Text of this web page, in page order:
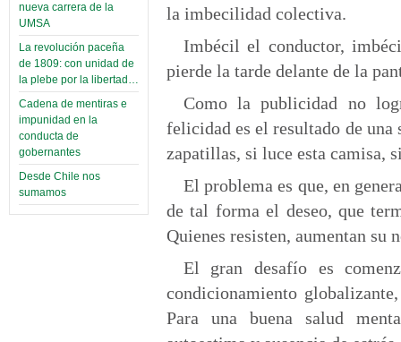
nueva carrera de la
UMSA
La revolución paceña
de 1809: con unidad de
la plebe por la libertad…
Cadena de mentiras e
impunidad en la
conducta de
gobernantes
Desde Chile nos
sumamos
la imbecilidad colectiva.
Imbécil el conductor,
pierde la tarde delante de la
Como la publicidad no
felicidad es el resultado de una
zapatillas, si luce esta camisa,
El problema es que, en
de tal forma el deseo, que
Quienes resisten, aumentan su
El gran desafío es
condicionamiento
Para una buena salud